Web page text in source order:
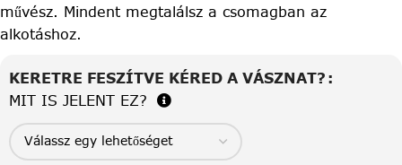
művész. Mindent megtalálsz a csomagban az
alkotáshoz.
KERETRE FESZÍTVE KÉRED A VÁSZNAT?
MIT IS JELENT EZ?